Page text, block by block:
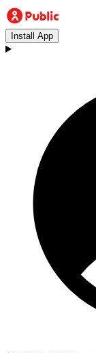
Install App